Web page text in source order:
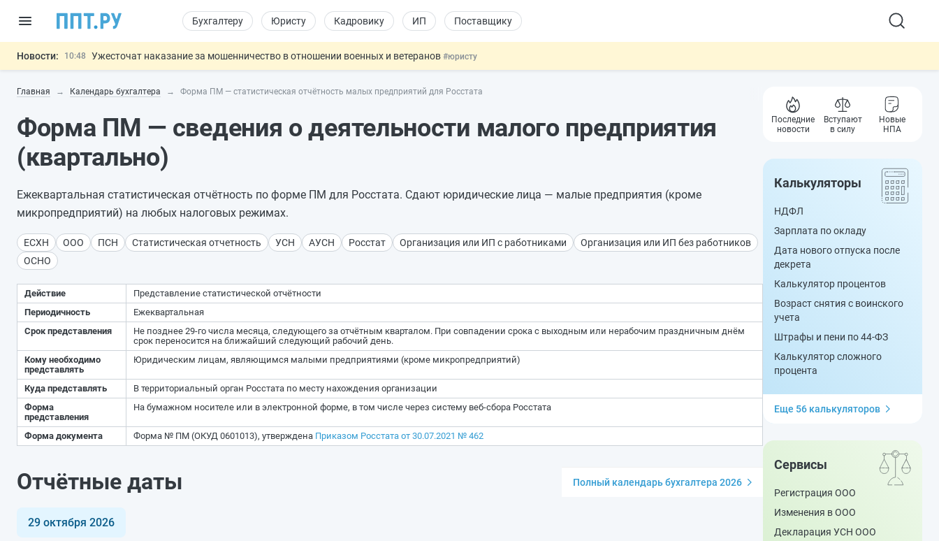
Бухгалтеру Юристу Кадровику ИП Поставщику
Новости: 10:48 Ужесточат наказание за мошенничество в отношении военных и ветеранов #юристу
09:13 ЕГЭ могут отменить и заменить государственной итоговой аттестацией#физлицу
06.08
Важно Обеспечительный платёж СПОТ могут заменить банковской гарантией #бухгалтеру
Главная Календарь бухгалтера Форма ПМ — статистическая отчётность малых предприятий для Росстата
Форма ПМ — сведения о деятельности малого предприятия
(квартально)
Ежеквартальная статистическая отчётность по форме ПМ для Росстата. Сдают юридические лица — малые предприятия (кроме
микропредприятий) на любых налоговых режимах.
ЕСХН ООО ПСН Статистическая отчетность УСН АУСН Росстат Организация или ИП с работниками
Организация или ИП без работников
ОСНО
Действие
Представление статистической отчётности
Периодичность
Ежеквартальная
Срок представления
Не позднее 29-го числа месяца, следующего за отчётным кварталом. При совпадении срока с выходным или нерабочим праздничным днём
срок переносится на ближайший следующий рабочий день.
Кому необходимо
представлять
Юридическим лицам, являющимся малыми предприятиями (кроме микропредприятий)
Куда представлять
В территориальный орган Росстата по месту нахождения организации
Форма
представления
На бумажном носителе или в электронной форме, в том числе через систему веб-сбора Росстата
Форма документа Форма № ПМ (ОКУД 0601013), утверждена Приказом Росстата от 30.07.2021 № 462
Отчётные даты Полный календарь бухгалтера 2026
29 октября 2026
Последние
новости
Вступают
в силу
Новые
НПА
Калькуляторы
НДФЛ
Зарплата по окладу
Дата нового отпуска после
декрета
Калькулятор процентов
Возраст снятия с воинского
учета
Штрафы и пени по 44-ФЗ
Калькулятор сложного
процента
Еще 56 калькуляторов
Сервисы
Регистрация ООО
Изменения в ООО
Декларация УСН ООО